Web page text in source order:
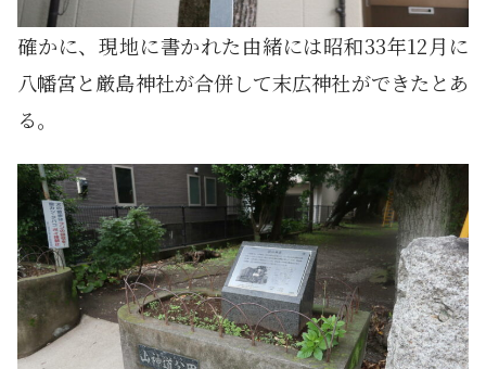
確かに、現地に書かれた由緒には昭和33年12月に
八幡宮と厳島神社が合併して末広神社ができたとあ
る。